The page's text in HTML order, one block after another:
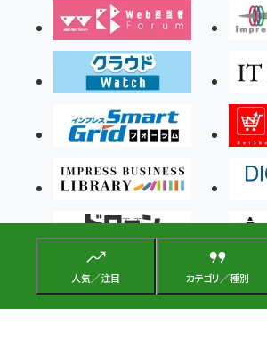
人気／注目 カテゴリ／種別